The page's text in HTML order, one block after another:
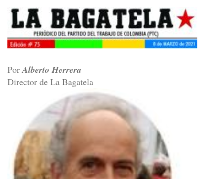
Por Alberto Herrera
Director de La Bagatela